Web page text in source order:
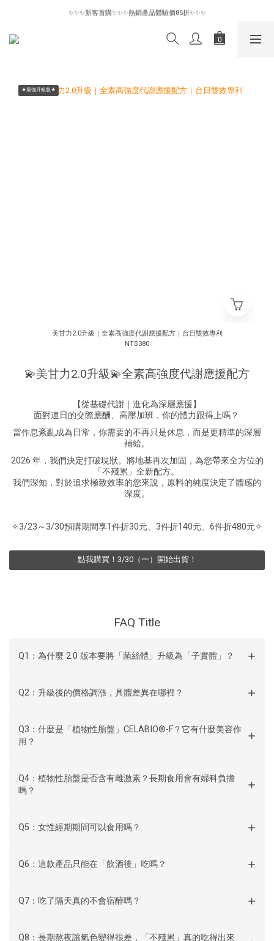
✨✨✨新客首購✨✨✨熱銷產品體驗價85折✨✨✨
✨✨✨新客首購✨✨✨熱銷產品體驗價85折✨✨✨
惜物專區6折起｜數量有限售完為止🪽
★最強升級版★
美甘力2.0升級｜全素高強度代謝應援配方｜台日雙效專利
NT$380
💫美甘力2.0升級💫全素高強度代謝應援配方
【從基礎代謝｜進化為深層應援】
面對連日的交際應酬、高壓加班，你的體力跟得上嗎？
當作息紊亂成為日常，你需要的不再只是休息，而是更精準的深層
補給。
2026 年，我們決定打破現狀。將地基再次加固，為您帶來全方位的
「不殘累」全新配方。
我們深知，對於追求極致效率的您來說，原料的純度決定了體感的
深度。
✧3/23～3/30預購期間享1件折30元、3件折140元、6件折480元✧
點我購買！3/30（一）開始出貨！
FAQ Title
Q1：為什麼 2.0 版本要將「菌絲體」升級為「子實體」？
Q2：升級後的價格調漲，具體差異在哪裡？
Q3：什麼是「植物性胎盤」CELABIO®-F？它有什麼美容作
用？
Q4：植物性胎盤是否含有雌激素？長期食用會有婦科負擔
嗎？
Q5：女性經期期間可以食用嗎？
Q6：這款產品只能在「飲酒後」吃嗎？
Q7：吃了隔天真的不會宿醉嗎？
Q8：長期熬夜讓氣色變得很差，「不殘累」真的吃得出來